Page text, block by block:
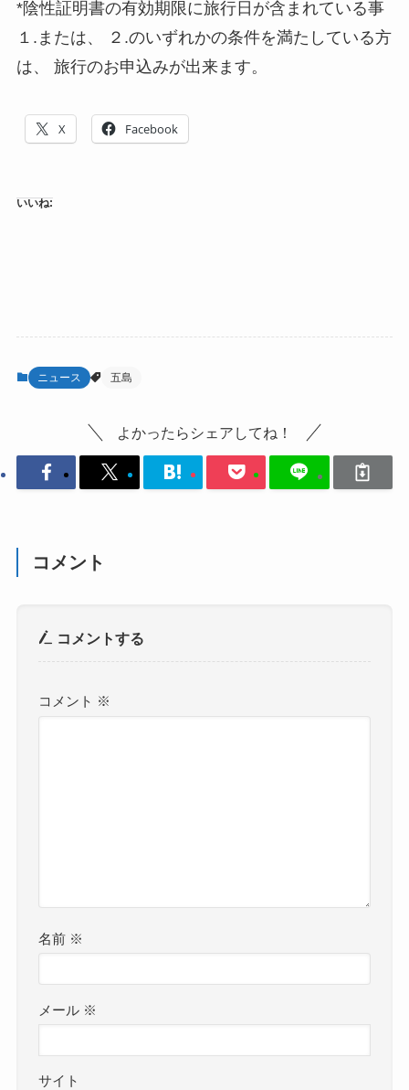
*陰性証明書の有効期限に旅行日が含まれている事
１.または、 ２.のいずれかの条件を満たしている方
は、 旅行のお申込みが出来ます。
X Facebook
いいね:
ニュース 五島
よかったらシェアしてね！
コメント
コメントする
コメント ※
名前 ※
メール ※
サイト